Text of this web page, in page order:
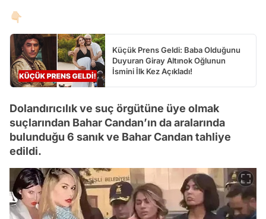
👇🏻
Küçük Prens Geldi: Baba Olduğunu
Duyuran Giray Altınok Oğlunun
İsmini İlk Kez Açıkladı!
Dolandırıcılık ve suç örgütüne üye olmak
suçlarından Bahar Candan’ın da aralarında
bulunduğu 6 sanık ve Bahar Candan tahliye
edildi.